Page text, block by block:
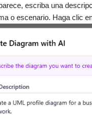
escriba una
o escenario. Haga clic